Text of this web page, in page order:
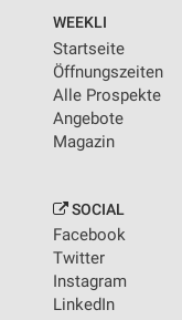
WEEKLI
Startseite
Öffnungszeiten
Alle Prospekte
Angebote
Magazin
SOCIAL
Facebook
Twitter
Instagram
LinkedIn